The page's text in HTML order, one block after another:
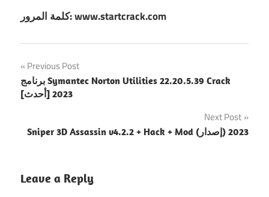
كلمة المرور: www.startcrack.com
Post
navigation
Previous Post
برنامج Symantec Norton Utilities 22.20.5.39 Crack
[أحدث] 2023
Next Post
Sniper 3D Assassin v4.2.2 + Hack + Mod (إصدار) 2023
Leave a Reply